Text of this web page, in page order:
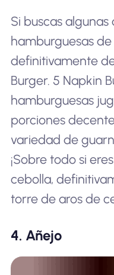
Si buscas
hamburguesas de
definitivamente
Burger. 5 Napkin
hamburguesas
porciones
variedad de
¡Sobre todo si
cebolla,
torre de aros de
4. Añejo